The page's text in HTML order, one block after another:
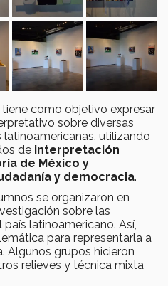
como objetivo expresar
sobre diversas
utilizando
de interpretación
de México y
y democracia.
se organizaron en
sobre las
latinoamericano. Así,
para representarla a
Algunos grupos hicieron
relieves y técnica mixta